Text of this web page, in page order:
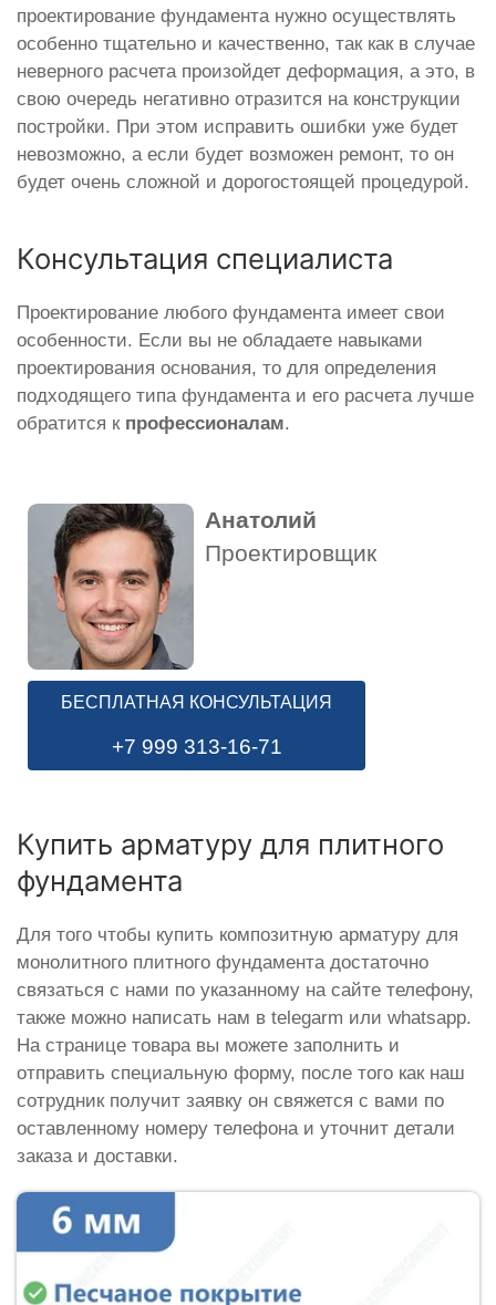
проектирование фундамента нужно осуществлять
особенно тщательно и качественно, так как в случае
неверного расчета произойдет деформация, а это, в
свою очередь негативно отразится на конструкции
постройки. При этом исправить ошибки уже будет
невозможно, а если будет возможен ремонт, то он
будет очень сложной и дорогостоящей процедурой.
Консультация специалиста
Проектирование любого фундамента имеет свои
особенности. Если вы не обладаете навыками
проектирования основания, то для определения
подходящего типа фундамента и его расчета лучше
обратится к профессионалам.
Анатолий
Проектировщик
БЕСПЛАТНАЯ КОНСУЛЬТАЦИЯ
+7 999 313-16-71
Купить арматуру для плитного
фундамента
Для того чтобы купить композитную арматуру для
монолитного плитного фундамента достаточно
связаться с нами по указанному на сайте телефону,
также можно написать нам в telegarm или whatsapp.
На странице товара вы можете заполнить и
отправить специальную форму, после того как наш
сотрудник получит заявку он свяжется с вами по
оставленному номеру телефона и уточнит детали
заказа и доставки.